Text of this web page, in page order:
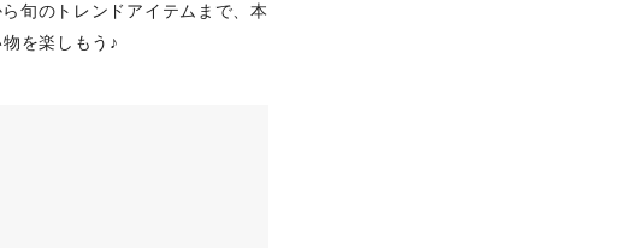
旬のトレンドアイテムまで、本
を楽しもう♪